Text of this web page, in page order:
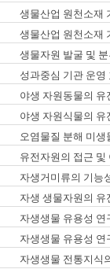
연구(2차년도)
생물산업 원천소재
생물산업 원천소재
생물다양성 보전
생물자원 발굴 및
성과중심 기관 운영
야생 자원동물의
야생 자원식물의
오염물질 분해 미생
유전자원의 접근 및
자생거미류의 기능
자생 생물자원의
자생생물 유용성 연
사업
자생생물 유용성 연
종합계획 수립
자생생물 전통지식